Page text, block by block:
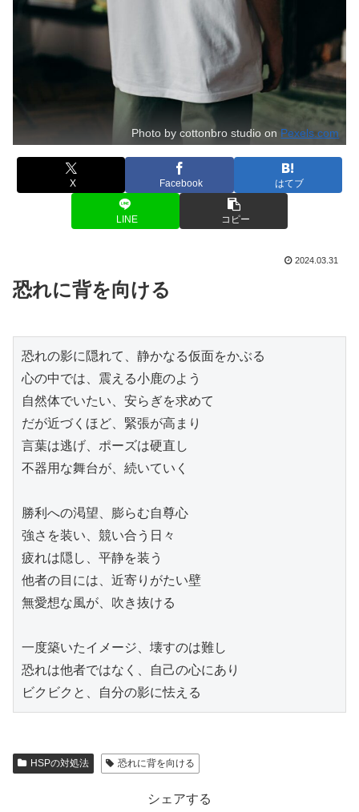
Photo by cottonbro studio on Pexels.com
X Facebook はてブ
LINE コピー
2024.03.31
恐れに背を向ける
恐れの影に隠れて、静かなる仮面をかぶる
心の中では、震える小鹿のよう
自然体でいたい、安らぎを求めて
だが近づくほど、緊張が高まり
言葉は逃げ、ポーズは硬直し
不器用な舞台が、続いていく
勝利への渇望、膨らむ自尊心
強さを装い、競い合う日々
疲れは隠し、平静を装う
他者の目には、近寄りがたい壁
無愛想な風が、吹き抜ける
一度築いたイメージ、壊すのは難し
恐れは他者ではなく、自己の心にあり
ビクビクと、自分の影に怯える
HSPの対処法 恐れに背を向ける
シェアする